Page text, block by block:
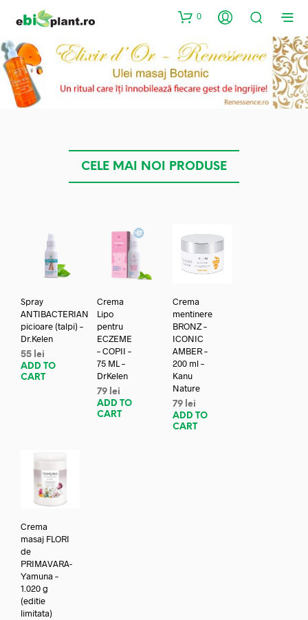
0
CELE MAI NOI PRODUSE
Spray
ANTIBACTERIAN
picioare (talpi) –
Dr.Kelen
55 lei
ADD TO
CART
Crema
Lipo
pentru
ECZEME
– COPII –
75 ML –
DrKelen
79 lei
ADD TO
CART
Crema
mentinere
BRONZ –
ICONIC
AMBER –
200 ml –
Kanu
Nature
79 lei
ADD TO
CART
Crema
masaj FLORI
de
PRIMAVARA-
Yamuna –
1.020 g
(editie
limitata)